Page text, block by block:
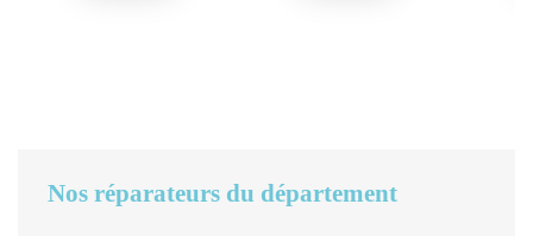
Nos réparateurs du département